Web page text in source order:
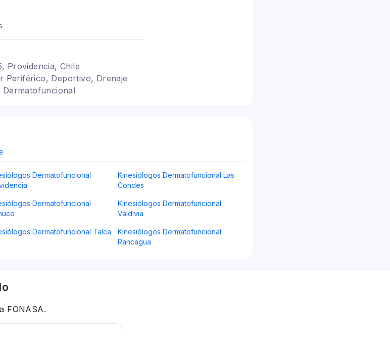
Providencia, Chile
Periférico, Deportivo, Drenaje
Dermatofuncional
Kinesiólogos Dermatofuncional Las
Condes
Dermatofuncional
Kinesiólogos Dermatofuncional
Valdivia
Dermatofuncional Talca
Kinesiólogos Dermatofuncional
Rancagua
FONASA.